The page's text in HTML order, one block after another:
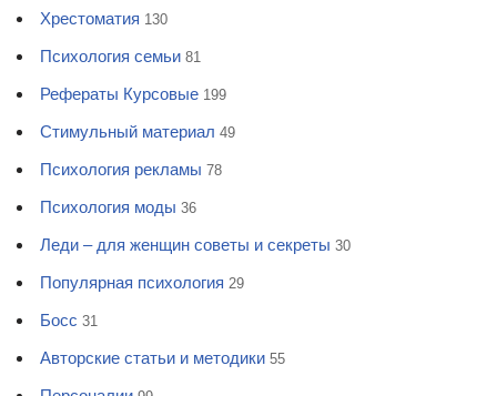
Хрестоматия 130
Психология семьи 81
Рефераты Курсовые 199
Стимульный материал 49
Психология рекламы 78
Психология моды 36
Леди – для женщин советы и секреты 30
Популярная психология 29
Босс 31
Авторские статьи и методики 55